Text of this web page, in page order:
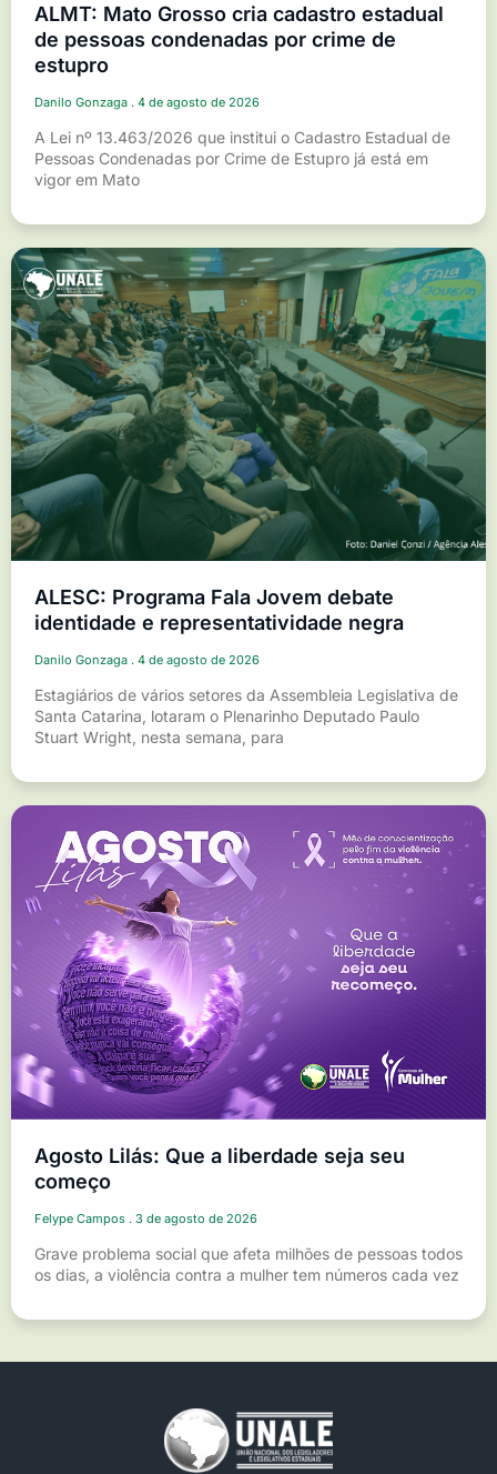
ALMT: Mato Grosso cria cadastro estadual
de pessoas condenadas por crime de
estupro
Danilo Gonzaga 4 de agosto de 2026
A Lei nº 13.463/2026 que institui o Cadastro Estadual de
Pessoas Condenadas por Crime de Estupro já está em
vigor em Mato
ALESC: Programa Fala Jovem debate
identidade e representatividade negra
Danilo Gonzaga 4 de agosto de 2026
Estagiários de vários setores da Assembleia Legislativa de
Santa Catarina, lotaram o Plenarinho Deputado Paulo
Stuart Wright, nesta semana, para
Agosto Lilás: Que a liberdade seja seu
começo
Felype Campos 3 de agosto de 2026
Grave problema social que afeta milhões de pessoas todos
os dias, a violência contra a mulher tem números cada vez